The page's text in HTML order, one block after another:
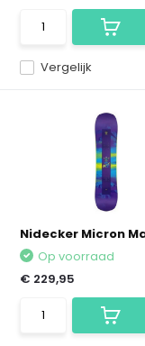
Vergelijk
Nidecker Micron
Op voorraad
€ 229,95